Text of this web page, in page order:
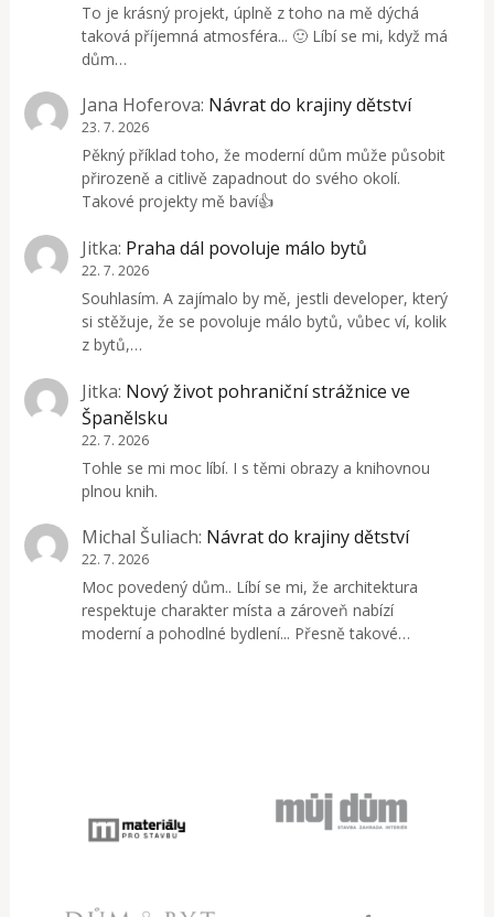
To je krásný projekt, úplně z toho na mě dýchá
taková příjemná atmosféra... 🙂 Líbí se mi, když má
dům…
Jana Hoferova: Návrat do krajiny dětství
23. 7. 2026
Pěkný příklad toho, že moderní dům může působit
přirozeně a citlivě zapadnout do svého okolí.
Takové projekty mě baví👍
Jitka: Praha dál povoluje málo bytů
22. 7. 2026
Souhlasím. A zajímalo by mě, jestli developer, který
si stěžuje, že se povoluje málo bytů, vůbec ví, kolik
z bytů,…
Jitka: Nový život pohraniční strážnice ve
Španělsku
22. 7. 2026
Tohle se mi moc líbí. I s těmi obrazy a knihovnou
plnou knih.
Michal Šuliach: Návrat do krajiny dětství
22. 7. 2026
Moc povedený dům.. Líbí se mi, že architektura
respektuje charakter místa a zároveň nabízí
moderní a pohodlné bydlení... Přesně takové…